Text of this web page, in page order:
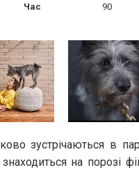
Час 90
зустрічаються в
на порозі